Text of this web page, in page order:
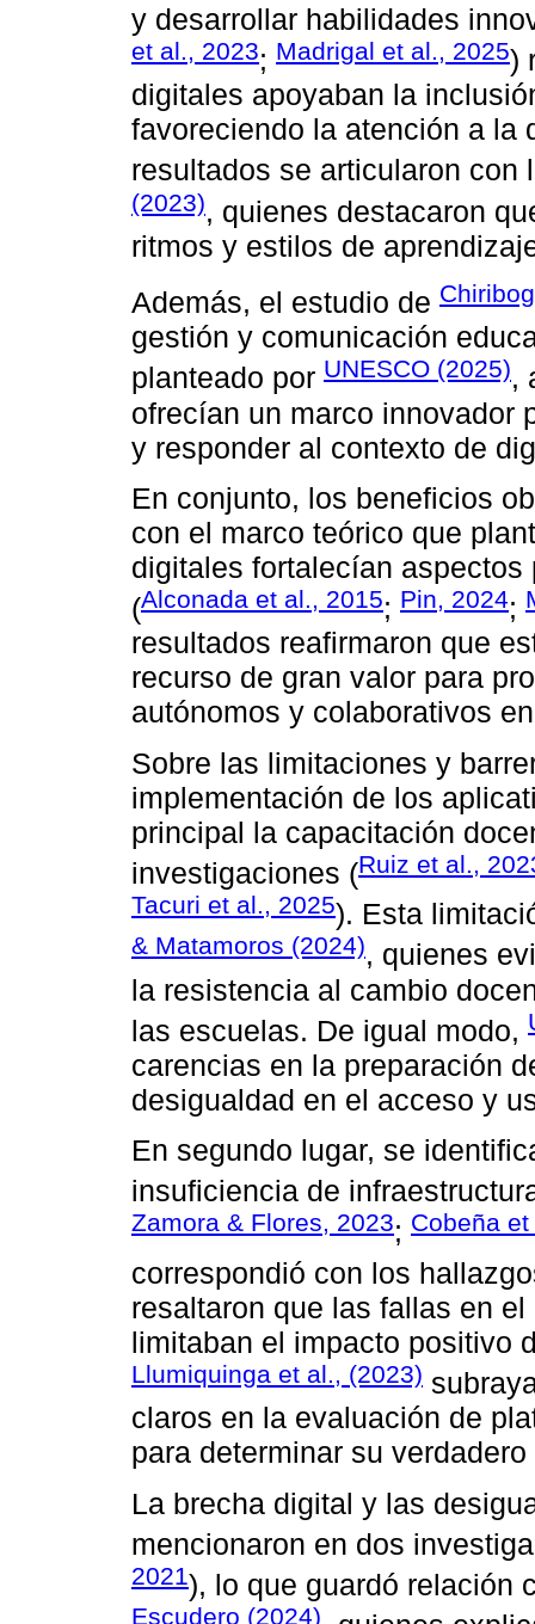
y desarrollar habilidades
et al., 2023; Madrigal et al., 2025)
digitales apoyaban la
favoreciendo la atención a la
resultados se articularon
(2023), quienes destacaron
ritmos y estilos de
Además, el estudio de
gestión y comunicación
planteado por UNESCO (2025),
ofrecían un marco innovador
y responder al contexto de
En conjunto, los beneficios
con el marco teórico que
digitales fortalecían
(Alconada et al., 2015; Pin, 2024;
resultados reafirmaron que
recurso de gran valor para
autónomos y colaborativos
Sobre las limitaciones y
implementación de los
principal la capacitación
investigaciones (Ruiz et al.,
Tacuri et al., 2025). Esta
& Matamoros (2024), quienes
la resistencia al cambio
las escuelas. De igual modo,
carencias en la preparación
desigualdad en el acceso y
En segundo lugar, se
insuficiencia de
Zamora & Flores, 2023; Cobeña
correspondió con los
resaltaron que las fallas en
limitaban el impacto positivo
Llumiquinga et al., (2023)
claros en la evaluación de
para determinar su
La brecha digital y las
mencionaron en dos
2021), lo que guardó relación
Escudero (2024)